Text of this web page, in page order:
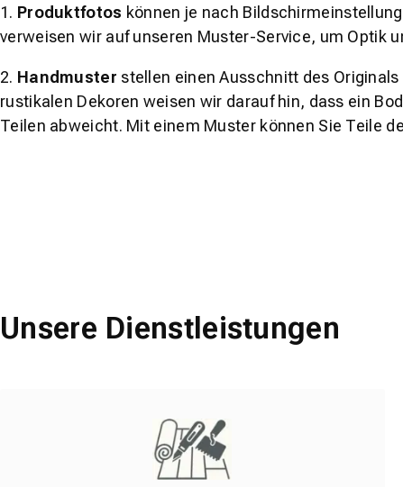
1. Produktfotos können je nach
verweisen wir auf unseren Muster-Service, um Optik
2. Handmuster stellen einen Ausschnitt des
rustikalen Dekoren weisen wir darauf hin, dass ein
Teilen abweicht. Mit einem Muster können Sie Teile
Unsere Dienstleistungen